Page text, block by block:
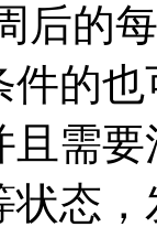
后的
的
且需
状态